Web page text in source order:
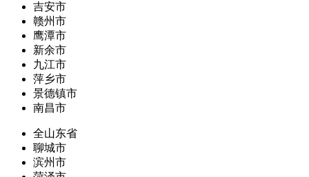
吉安市
赣州市
鹰潭市
新余市
九江市
萍乡市
景德镇市
南昌市
全山东省
聊城市
滨州市